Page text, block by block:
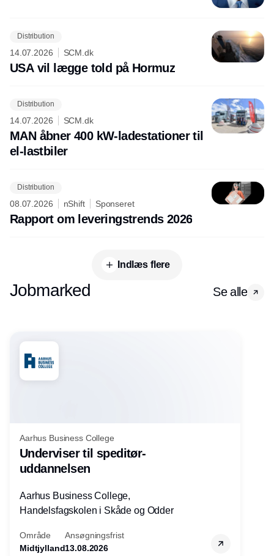
Distribution
14.07.2026 SCM.dk
USA vil lægge told på Hormuz
Distribution
14.07.2026 SCM.dk
MAN åbner 400 kW-ladestationer til
el-lastbiler
Distribution
08.07.2026 nShift Sponseret
Rapport om leveringstrends 2026
Indlæs flere
Jobmarked Se alle
Aarhus Business College
Underviser til speditør-
uddannelsen
Aarhus Business College,
Handelsfagskolen i Skåde og Odder
Område
Midtjylland
Ansøgningsfrist
13.08.2026